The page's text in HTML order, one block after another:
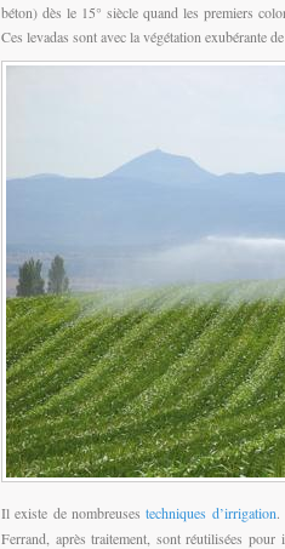
béton) dès le 15° siècle quand les premiers
Ces levadas sont avec la végétation exubérante
Il existe de nombreusestechniques d’irrigation.
Ferrand, après traitement, sont réutilisées